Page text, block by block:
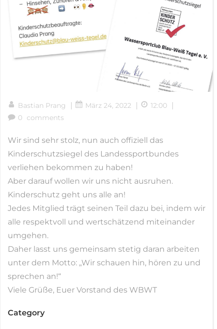
Bastian Prang | März 24, 2022 | 12:00 |
0 comments
Wir sind sehr stolz, nun auch offiziell das
Kinderschutzsiegel des Landessportbundes
verliehen bekommen zu haben!
Aber darauf wollen wir uns nicht ausruhen.
Kinderschutz geht uns alle an!
Jedes Mitglied trägt seinen Teil dazu bei, indem wir
alle respektvoll und wertschätzend miteinander
umgehen.
Daher lasst uns gemeinsam stetig daran arbeiten
unter dem Motto: „Wir schauen hin, hören zu und
sprechen an!“
Viele Grüße, Euer Vorstand des WBWT
Category